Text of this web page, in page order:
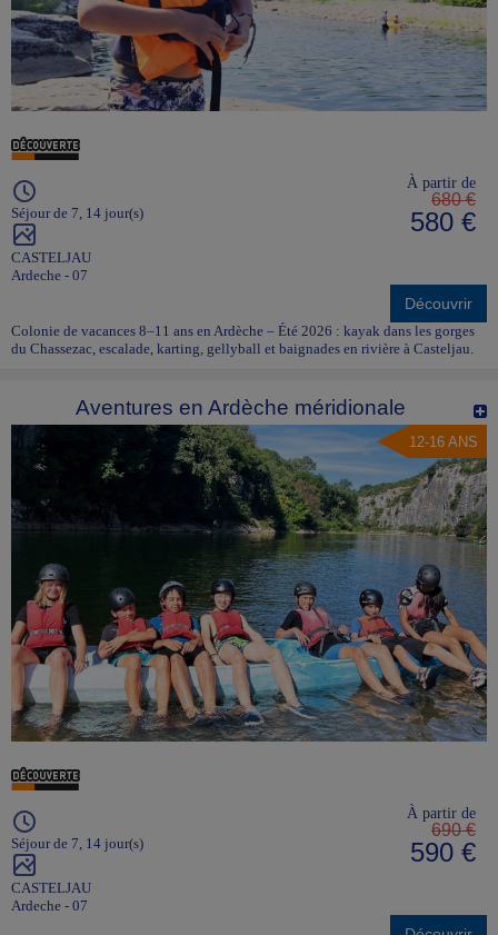
Séjour de 7, 14 jour(s)
CASTELJAU
Ardeche - 07
À partir de
680 €
580 €
Découvrir
Colonie de vacances 8–11 ans en Ardèche – Été 2026 : kayak dans les gorges
du Chassezac, escalade, karting, gellyball et baignades en rivière à Casteljau.
Aventures en Ardèche méridionale
12-16 ANS
Séjour de 7, 14 jour(s)
CASTELJAU
Ardeche - 07
À partir de
690 €
590 €